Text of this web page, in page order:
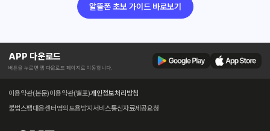
알뜰폰 초보 가이드 바로보기
APP 다운로드
버튼을 누르면 앱 다운로드 페이지로 이동합니다.
이용약관(본문)이용약관(별표)개인정보처리방침
불법스팸대응센터 명의도용방지서비스통신자료제공요청